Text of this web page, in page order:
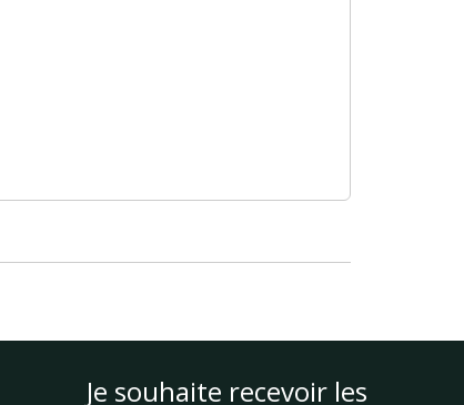
Je souhaite recevoir les